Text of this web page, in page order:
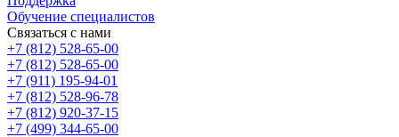
Обучение специалистов
Связаться с нами
+7 (812) 528-65-00
+7 (812) 528-65-00
+7 (911) 195-94-01
+7 (812) 528-96-78
+7 (812) 920-37-15
+7 (499) 344-65-00